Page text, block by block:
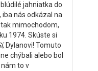
jahniatka do
nás odkázal na
tak mimochodom,
1974. Skúste si
, Dylanovi! Tomuto
chýbali alebo bol
to v